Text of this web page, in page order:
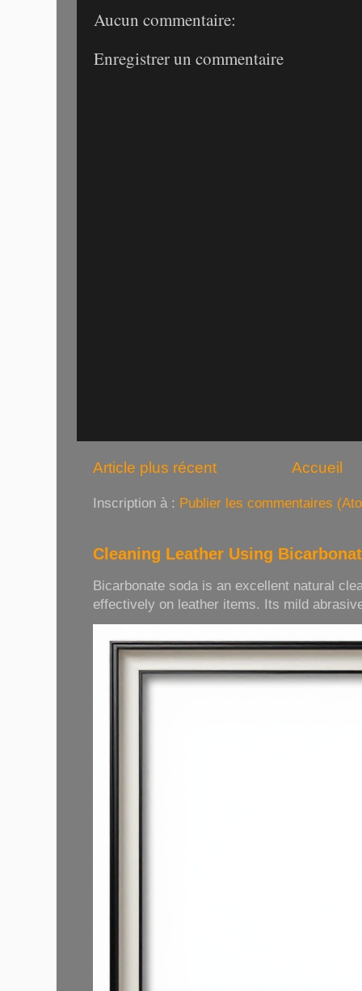
Aucun commentaire:
Enregistrer un commentaire
Article plus récent Accueil
Inscription à : Publier les commentaires
Cleaning Leather Using
Bicarbonate soda is an excellent natural
effectively on leather items. Its mild